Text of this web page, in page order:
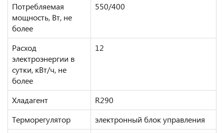
Потребляемая
мощность, Вт, не
более
550/400
Расход
электроэнергии в
сутки, кВт/ч, не
более
12
Хладагент
R290
Терморегулятор
электронный блок управления